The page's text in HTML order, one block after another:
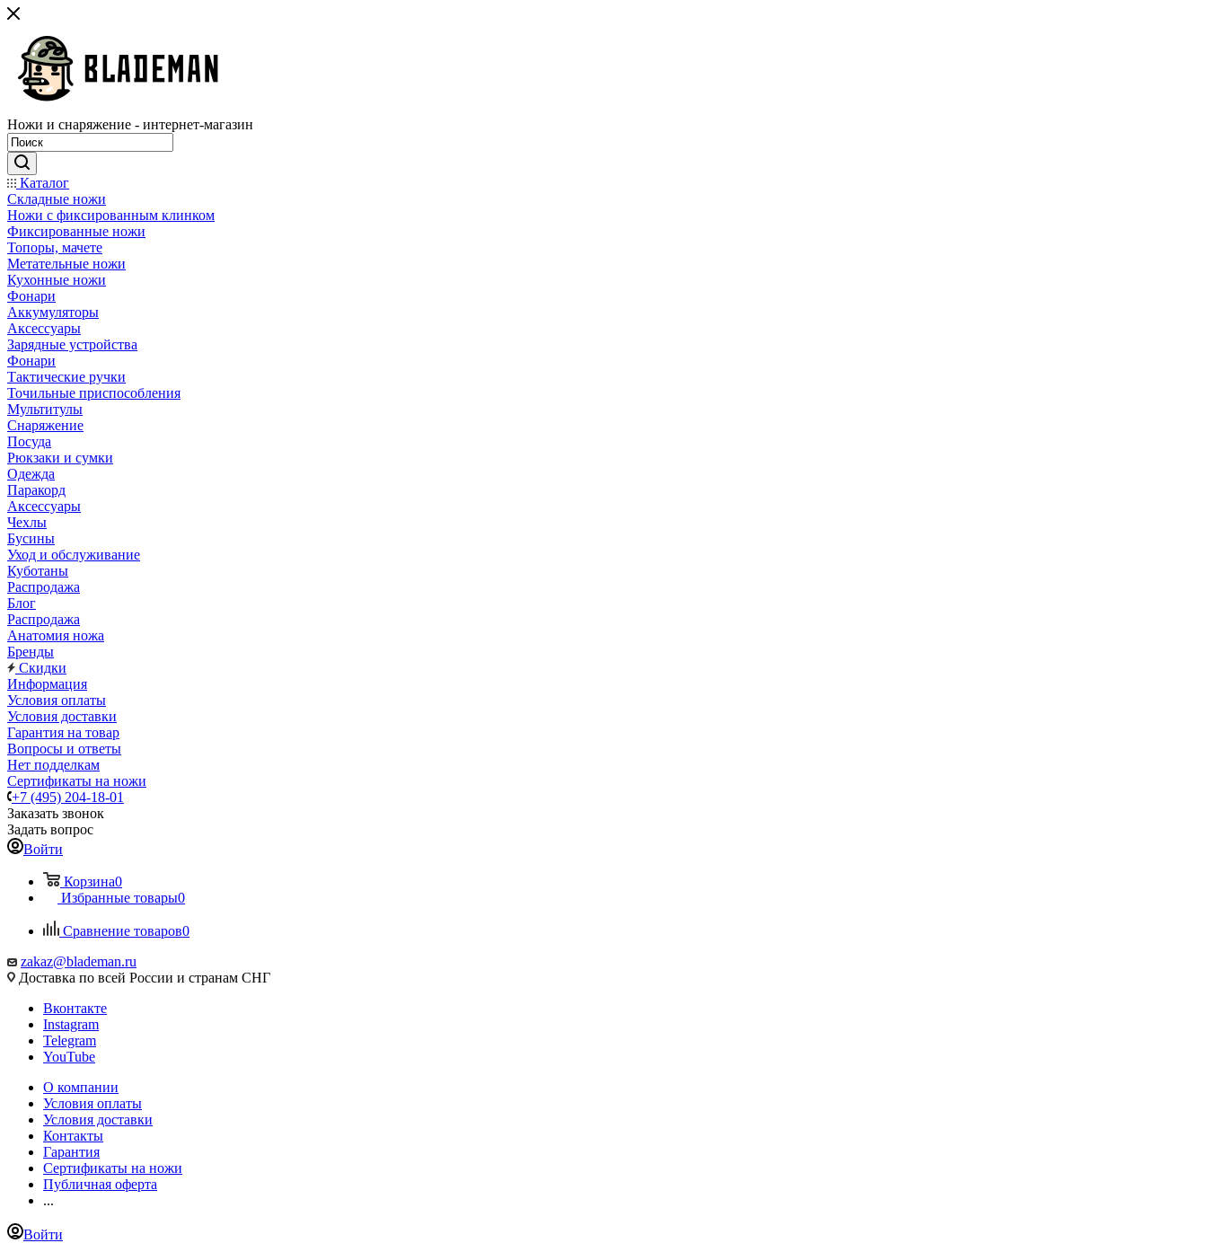
Ножи и снаряжение - интернет-магазин
Каталог
Складные ножи
Ножи с фиксированным клинком
Фиксированные ножи
Топоры, мачете
Метательные ножи
Кухонные ножи
Фонари
Аккумуляторы
Аксессуары
Зарядные устройства
Фонари
Тактические ручки
Точильные приспособления
Мультитулы
Снаряжение
Посуда
Рюкзаки и сумки
Одежда
Паракорд
Аксессуары
Чехлы
Бусины
Уход и обслуживание
Куботаны
Распродажа
Блог
Распродажа
Анатомия ножа
Бренды
Скидки
Информация
Условия оплаты
Условия доставки
Гарантия на товар
Вопросы и ответы
Нет подделкам
Сертификаты на ножи
+7 (495) 204-18-01
Заказать звонок
Задать вопрос
Войти
Корзина0
Избранные товары0
Сравнение товаров0
zakaz@blademan.ru
Доставка по всей России и странам СНГ
Вконтакте
Instagram
Telegram
YouTube
О компании
Условия оплаты
Условия доставки
Контакты
Гарантия
Сертификаты на ножи
Публичная оферта
...
Войти